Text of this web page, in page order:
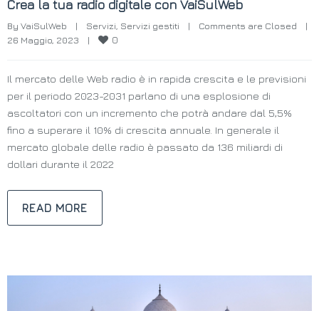
Crea la tua radio digitale con VaiSulWeb
By VaiSulWeb | Servizi Servizi gestiti | Comments are Closed
|
26 Maggio, 2023 | 0
Il mercato delle Web radio è in rapida crescita e le previsioni
per il periodo 2023-2031 parlano di una esplosione di
ascoltatori con un incremento che potrà andare dal 5,5%
fino a superare il 10% di crescita annuale. In generale il
mercato globale delle radio è passato da 136 miliardi di
dollari durante il 2022
READ MORE